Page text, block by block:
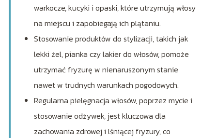
warkocze, kucyki i opaski, które utrzymują włosy
na miejscu i zapobiegają ich plątaniu.
Stosowanie produktów do stylizacji, takich jak
lekki żel, pianka czy lakier do włosów, pomoże
utrzymać fryzurę w nienaruszonym stanie
nawet w trudnych warunkach pogodowych.
Regularna pielęgnacja włosów, poprzez mycie i
stosowanie odżywek, jest kluczowa dla
zachowania zdrowej i lśniącej fryzury, co